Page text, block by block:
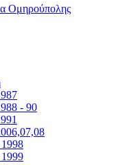
Ομηρούπολης
- 90